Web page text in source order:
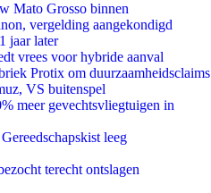
Mato Grosso binnen
vergelding aangekondigd
jaar later
vrees voor hybride aanval
Protix om duurzaamheidsclaims
VS buitenspel
meer gevechtsvliegtuigen in
leeg
terecht ontslagen